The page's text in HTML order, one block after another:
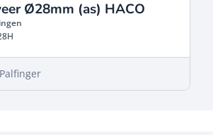
Ø28mm (as) HACO